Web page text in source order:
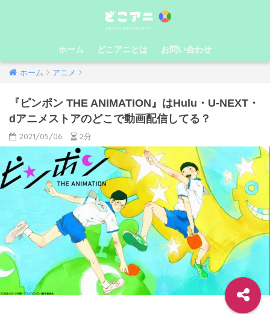
ホーム どこアニとは お問い合わせ
ホーム アニメ
『ピンポン THE ANIMATION』はHulu・U-NEXT・
dアニメストアのどこで動画配信してる？
2021/05/06 2分